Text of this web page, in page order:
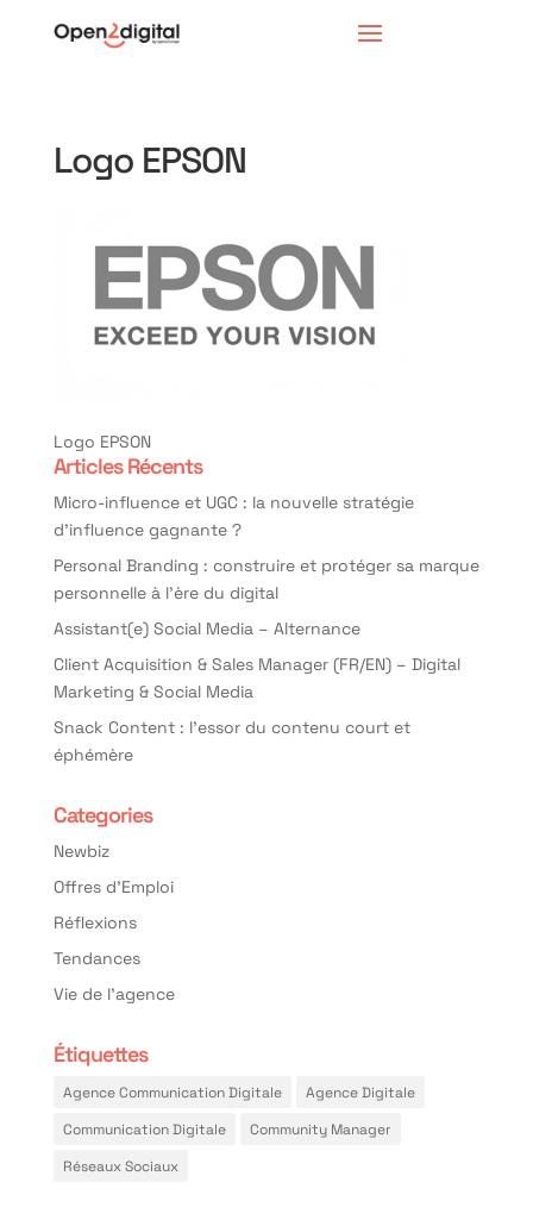
Logo EPSON
Logo EPSON
Articles Récents
Micro-influence et UGC : la nouvelle stratégie
d’influence gagnante ?
Personal Branding : construire et protéger sa marque
personnelle à l’ère du digital
Assistant(e) Social Media – Alternance
Client Acquisition & Sales Manager (FR/EN) – Digital
Marketing & Social Media
Snack Content : l’essor du contenu court et
éphémère
Categories
Newbiz
Offres d'Emploi
Réflexions
Tendances
Vie de l'agence
Étiquettes
Agence Communication Digitale
Agence Digitale
Communication Digitale
Community Manager
Réseaux Sociaux